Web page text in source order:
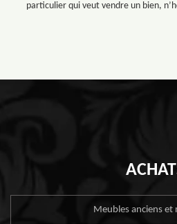
particulier qui veut vendre un bien,
Meubles anciens et